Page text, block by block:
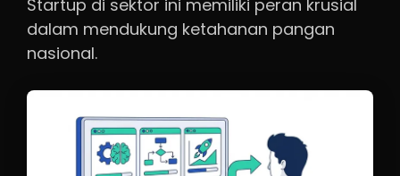
Startup di sektor ini memiliki peran krusial
dalam mendukung ketahanan pangan
nasional.